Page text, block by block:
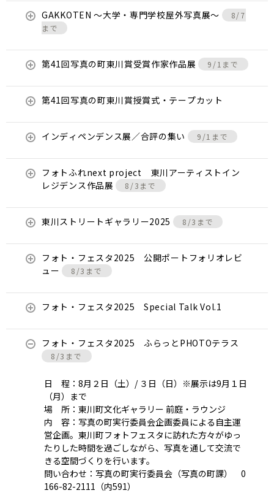
GAKKOTEN ～大学・専門学校屋外写真展～
8/7
まで
第41回写真の町東川賞受賞作家作品展 9/1まで
第41回写真の町東川賞授賞式・テープカット
インディペンデンス展／合評の集い 9/1まで
フォトふれnext project 東川アーティストイン
レジデンス作品展
8/3まで
東川ストリートギャラリー2025 8/3まで
フォト・フェスタ2025 公開ポートフォリオレビ
ュー
8/3まで
フォト・フェスタ2025 Special Talk Vol.1
フォト・フェスタ2025 ふらっとPHOTOテラス
8/3まで
日 程：8月２日（土）/ ３日（日）※展示は9月１日
（月）まで
場 所：東川町文化ギャラリー 前庭・ラウンジ
内 容：写真の町実行委員会企画委員による自主運
営企画。東川町フォトフェスタに訪れた方々がゆっ
たりした時間を過ごしながら、写真を通して交流で
きる空間づくりを行います。
問い合わせ：写真の町実行委員会（写真の町課） 0
166-82-2111（内591）